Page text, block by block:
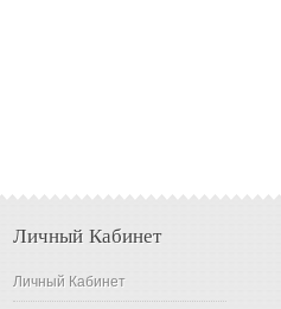
Личный Кабинет
Личный Кабинет